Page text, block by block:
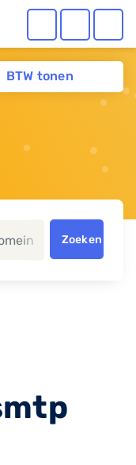
BTW tonen
codeigniter smtp email
Zoeken